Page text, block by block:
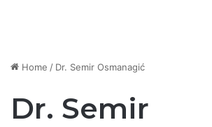
Home / Dr. Semir Osmanagić
Dr. Semir